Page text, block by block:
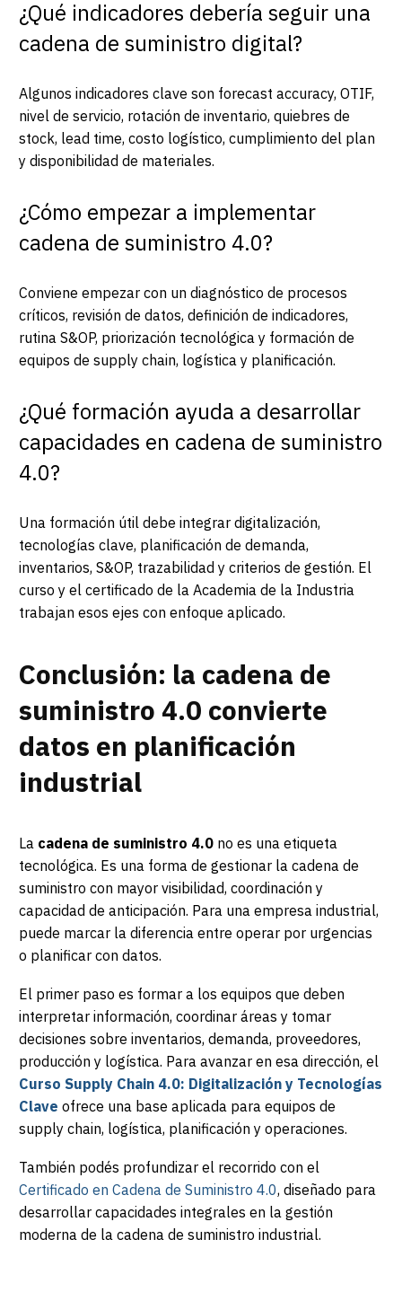
¿Qué indicadores debería seguir una
cadena de suministro digital?
Algunos indicadores clave son forecast accuracy, OTIF,
nivel de servicio, rotación de inventario, quiebres de
stock, lead time, costo logístico, cumplimiento del plan
y disponibilidad de materiales.
¿Cómo empezar a implementar
cadena de suministro 4.0?
Conviene empezar con un diagnóstico de procesos
críticos, revisión de datos, definición de indicadores,
rutina S&OP, priorización tecnológica y formación de
equipos de supply chain, logística y planificación.
¿Qué formación ayuda a desarrollar
capacidades en cadena de suministro
4.0?
Una formación útil debe integrar digitalización,
tecnologías clave, planificación de demanda,
inventarios, S&OP, trazabilidad y criterios de gestión. El
curso y el certificado de la Academia de la Industria
trabajan esos ejes con enfoque aplicado.
Conclusión: la cadena de
suministro 4.0 convierte
datos en planificación
industrial
La cadena de suministro 4.0 no es una etiqueta
tecnológica. Es una forma de gestionar la cadena de
suministro con mayor visibilidad, coordinación y
capacidad de anticipación. Para una empresa industrial,
puede marcar la diferencia entre operar por urgencias
o planificar con datos.
El primer paso es formar a los equipos que deben
interpretar información, coordinar áreas y tomar
decisiones sobre inventarios, demanda, proveedores,
producción y logística. Para avanzar en esa dirección, el
Curso Supply Chain 4.0: Digitalización y Tecnologías
Clave ofrece una base aplicada para equipos de
supply chain, logística, planificación y operaciones.
También podés profundizar el recorrido con el
Certificado en Cadena de Suministro 4.0, diseñado para
desarrollar capacidades integrales en la gestión
moderna de la cadena de suministro industrial.